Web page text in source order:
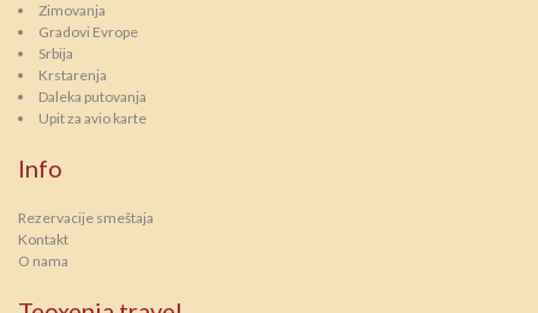
Zimovanja
Gradovi Evrope
Srbija
Krstarenja
Daleka putovanja
Upit za avio karte
Info
Rezervacije smeštaja
Kontakt
O nama